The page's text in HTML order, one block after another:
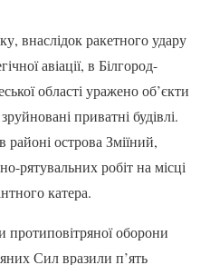
внаслідок ракетного удару
авіації, в Білгород-
області уражено об’єкти
приватні будівлі.
районі острова Зміїний,
рятувальних робіт на місці
катера.
протиповітряної оборони
Сил вразили п’ять